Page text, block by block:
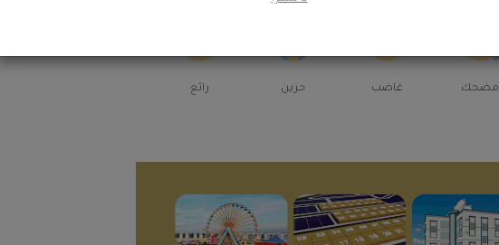
مضحك غاضب حزين رائع